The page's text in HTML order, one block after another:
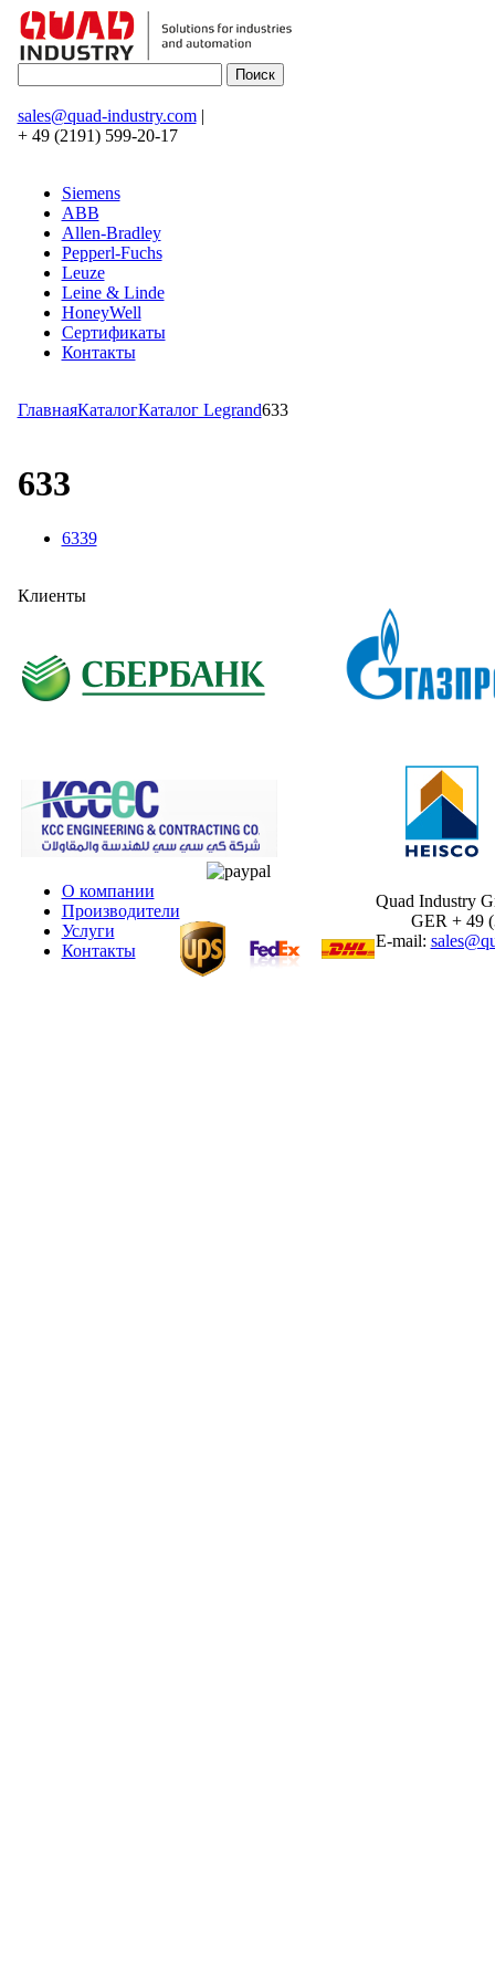
sales@quad-industry.com|
+ 49 (2191) 599-20-17
Siemens
ABB
Allen-Bradley
Pepperl-Fuchs
Leuze
Leine & Linde
HoneyWell
Сертификаты
Контакты
ГлавнаяКаталогКаталог Legrand633
633
6339
Клиенты
О компании
Производители
Услуги
Контакты
Quad Industry
GER + 49
E-mail: